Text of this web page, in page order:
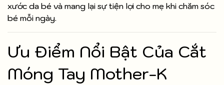
xước da bé và mang lại sự tiện lợi cho mẹ khi chăm sóc
bé mỗi ngày.
Ưu Điểm Nổi Bật Của Cắt
Móng Tay Mother-K